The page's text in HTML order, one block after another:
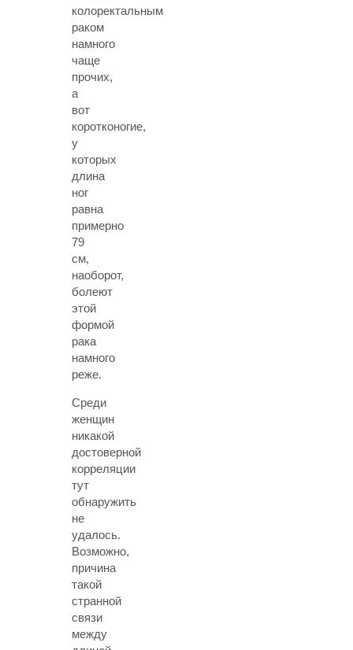
колоректальным
раком
намного
чаще
прочих,
а
вот
коротконогие,
у
которых
длина
ног
равна
примерно
79
см,
наоборот,
болеют
этой
формой
рака
намного
реже.
Среди
женщин
никакой
достоверной
корреляции
тут
обнаружить
не
удалось.
Возможно,
причина
такой
странной
связи
между